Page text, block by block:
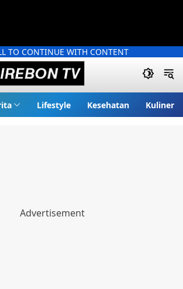
TO CONTINUE WITH CONTENT
Lifestyle Kesehatan Kuliner